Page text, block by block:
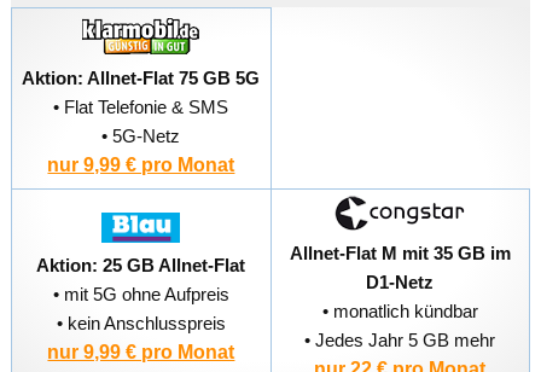
Aktion: Allnet-Flat 75 GB 5G
• Flat Telefonie & SMS
• 5G-Netz
nur 9,99 € pro Monat
Aktion: 25 GB Allnet-Flat
• mit 5G ohne Aufpreis
• kein Anschlusspreis
nur 9,99 € pro Monat
Allnet-Flat M mit 35 GB im
D1-Netz
• monatlich kündbar
• Jedes Jahr 5 GB mehr